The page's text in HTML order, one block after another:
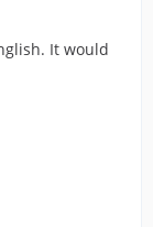
It would